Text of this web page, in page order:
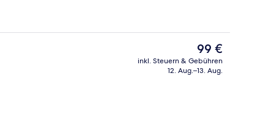
und Abendessen
Der
aktuelle
Preis
99 €
inkl. Steuern & Gebühren
12. Aug.–13. Aug.